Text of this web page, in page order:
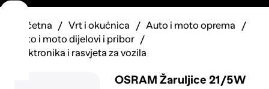
Početna Vrt i okućnica
Auto i moto oprema
Auto i moto dijelovi i pribor
Elektronika i rasvjeta za vozila
OSRAM Žaruljice 21/5W